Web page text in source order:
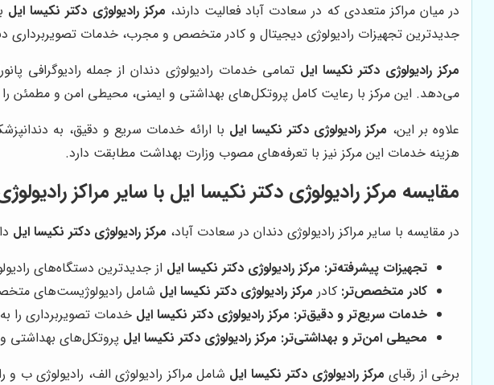
در میان مراکز متعددی که در سعادت آباد فعالیت دارند، مرکز رادیولوژی دکتر نکیسا ایل
جدیدترین تجهیزات رادیولوژی دیجیتال و کادر متخصص و مجرب، خدمات تصویربرداری
مرکز رادیولوژی دکتر نکیسا ایل
می‌دهد. این مرکز با رعایت کامل پروتکل‌های بهداشتی و ایمنی، محیطی امن و مطمئن را
علاوه بر این، مرکز رادیولوژی دکتر نکیسا ایل با ارائه خدمات سریع و دقیق، به
هزینه خدمات این مرکز نیز با تعرفه‌های مصوب وزارت بهداشت مطابقت دارد.
مقایسه مرکز رادیولوژی دکتر نکیسا ایل با سایر مراکز
در مقایسه با سایر مراکز رادیولوژی دندان در سعادت آباد، مرکز رادیولوژی دکتر نکیسا ایل
تجهیزات پیشرفته‌تر: مرکز رادیولوژی دکتر نکیسا ایل از جدیدترین دستگاه‌های
کادر متخصص‌تر: کادر مرکز رادیولوژی دکتر نکیسا ایل شامل رادیولوژیست‌های
خدمات سریع‌تر و دقیق‌تر: مرکز رادیولوژی دکتر نکیسا ایل خدمات تصویربرداری را
محیطی امن‌تر و بهداشتی‌تر: مرکز رادیولوژی دکتر نکیسا ایل پروتکل‌های بهداشتی
برخی از رقبای مرکز رادیولوژی دکتر نکیسا ایل شامل مراکز رادیولوژی الف، رادیولوژی ب